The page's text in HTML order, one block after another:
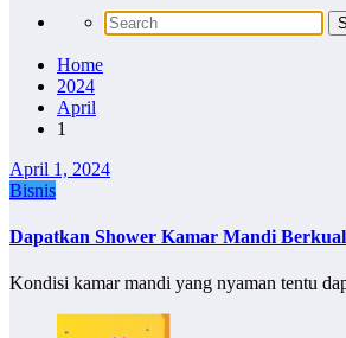
Home
2024
April
1
April 1, 2024
Bisnis
Dapatkan Shower Kamar Mandi
Kondisi kamar mandi yang nyaman tentu